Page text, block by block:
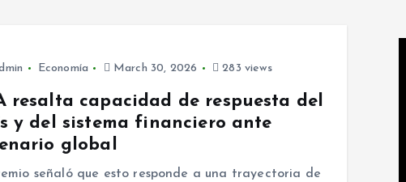
Economía March 30, 2026 283 views
resalta capacidad de respuesta del
y del sistema financiero ante
global
señaló que esto responde a una trayectoria de